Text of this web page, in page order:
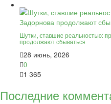
Шутки, ставшие реальностью:
продолжают сбываться
28 июнь, 2026
0
1 365
Последние